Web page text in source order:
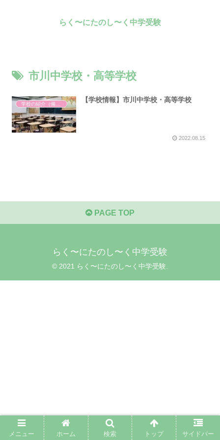
らく〜にたのし〜く中学受験
市川中学校・高等学校
【学校情報】市川中学校・高等学校
2022.08.15
PAGE TOP
らく〜にたのし〜く中学受験
© 2021 らく〜にたのし〜く中学受験.
メニュー ホーム 検索 トップ サイドバー